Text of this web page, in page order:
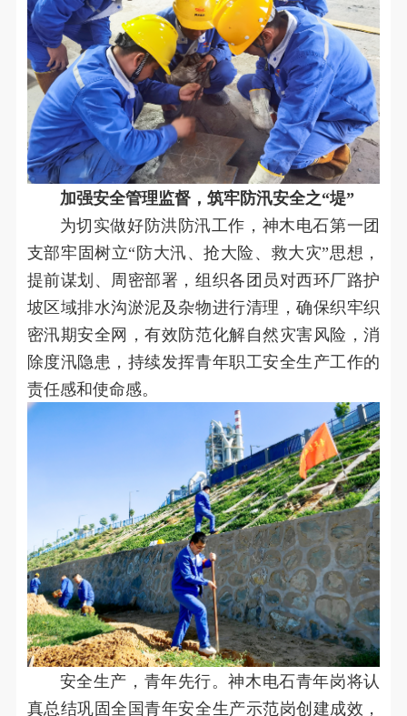
加强安全管理监督，筑牢防汛安全之“堤”
为切实做好防洪防汛工作，神木电石第一团
支部牢固树立“防大汛、抢大险、救大灾”思想，
提前谋划、周密部署，组织各团员对西环厂路护
坡区域排水沟淤泥及杂物进行清理，确保织牢织
密汛期安全网，有效防范化解自然灾害风险，消
除度汛隐患，持续发挥青年职工安全生产工作的
责任感和使命感。
安全生产，青年先行。神木电石青年岗将认
真总结巩固全国青年安全生产示范岗创建成效，